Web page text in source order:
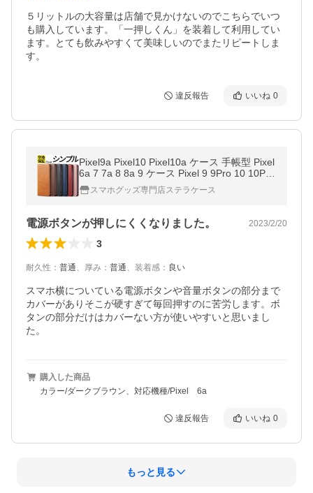
５リットルの大容量は店舗で見かけないのでこちらでいつ
も購入しています。「一押しくん」を装着して利用してい
ます。とても飲みやすくて美味しいのでまたリピートしま
す。
違反報告 いいね 0
Pixel9a Pixel10 Pixel10a ケース 手帳型 Pixel
6a 7 7a 8 8a 9 ケース Pixel 9 9Pro 10 10Pro
XL 10a ケース 手帳型ケース スマホケース
ピクセル10a ケース
スマホグッズ専門店ステラケース
電源ボタンが押しにくくなりました。 2023/2/20
3
耐久性 ： 普通、 厚み ： 普通、 装着感 ： 良い
スマホ横についている電源ボタンや音量ボタンの部分まで
カバーがありそこが硬すぎて毎回押すのに苦労します。ボ
タンの部分だけはカバーない方が使いやすいと思いまし
た。
購入した商品
カラー/ダークブラウン、対応機種/Pixel 6a
違反報告 いいね 0
もっと見る